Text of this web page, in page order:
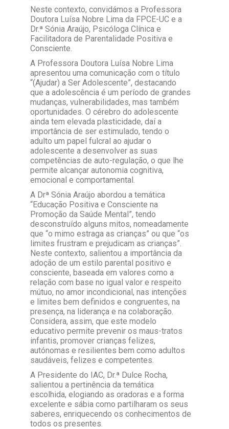
Neste contexto, convidámos a Professora
Doutora Luísa Nobre Lima da FPCE-UC e a
Dr.ª Sónia Araújo, Psicóloga Clínica e
Facilitadora de Parentalidade Positiva e
Consciente.
A Professora Doutora Luísa Nobre Lima
apresentou uma comunicação com o título
“(Ajudar) a Ser Adolescente”, destacando
que a adolescência é um período de grandes
mudanças, vulnerabilidades, mas também
oportunidades. O cérebro do adolescente
ainda tem elevada plasticidade, daí a
importância de ser estimulado, tendo o
adulto um papel fulcral ao ajudar o
adolescente a desenvolver as suas
competências de auto-regulação, o que lhe
permite alcançar autonomia cognitiva,
emocional e comportamental.
A Drª Sónia Araújo abordou a temática
“Educação Positiva e Consciente na
Promoção da Saúde Mental”, tendo
desconstruído alguns mitos, nomeadamente
que “o mimo estraga as crianças” ou que “os
limites frustram e prejudicam as crianças”.
Neste contexto, salientou a importância da
adoção de um estilo parental positivo e
consciente, baseada em valores como a
relação com base no igual valor e respeito
mútuo, no amor incondicional, nas intenções
e limites bem definidos e congruentes, na
presença, na liderança e na colaboração.
Considera, assim, que este modelo
educativo permite prevenir os maus-tratos
infantis, promover crianças felizes,
autónomas e resilientes bem como adultos
saudáveis, felizes e competentes.
A Presidente do IAC, Dr.ª Dulce Rocha,
salientou a pertinência da temática
escolhida, elogiando as oradoras e a forma
excelente e sábia como partilharam os seus
saberes, enriquecendo os conhecimentos de
todos os presentes.